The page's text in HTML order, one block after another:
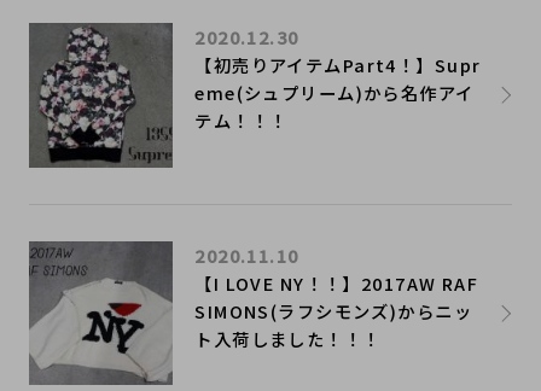
​【初売りアイテムPart4！】Supr
eme(シュプリーム)から名作アイ
テム！！！
2020.12.30
​【I LOVE NY！！】2017AW RAF
SIMONS(ラフシモンズ)からニッ
ト入荷しました！！！
2020.11.10